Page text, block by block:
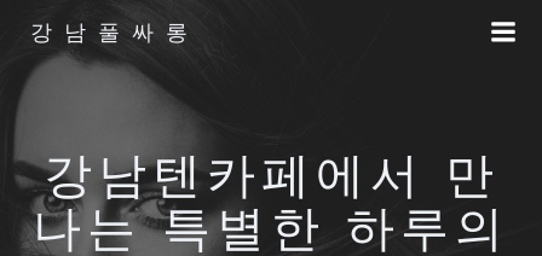
강남풀싸롱
강남텐카페에서 만
나는 특별한 하루의